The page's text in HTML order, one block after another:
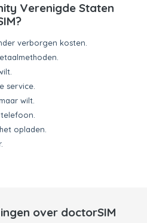
Verenigde Staten
verborgen kosten.
service.
wilt.
opladen.
over doctorSIM